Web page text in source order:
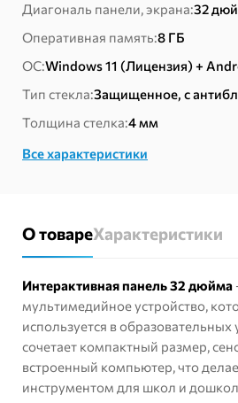
Интерактивная
панель
(Россия)
Диагональ панели, экрана:32
Оперативная память:8 ГБ
ОС:Windows 11 (Лицензия) +
Тип стекла:Защищенное, с
Толщина стелка:4 мм
Все характеристики
О товареХарактеристики
Интерактивная панель 32 дюйма
мультимедийное устройство,
используется в
сочетает компактный размер,
встроенный компьютер, что
инструментом для школ и